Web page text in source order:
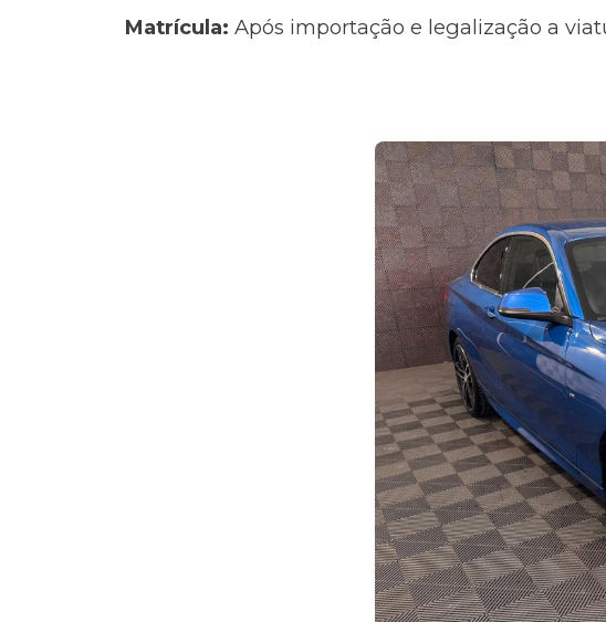
Matrícula: Após importação e legalização a